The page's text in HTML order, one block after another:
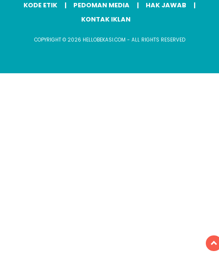
KODE ETIK
PEDOMAN MEDIA
HAK JAWAB
KONTAK IKLAN
COPYRIGHT © 2026 HELLOBEKASI.COM - ALL RIGHTS RESERVED